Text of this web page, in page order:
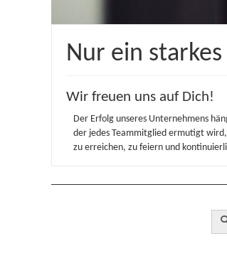
Nur ein
Wir freuen uns auf Dich!
Der Erfolg unseres Unternehmens
der jedes Teammitglied ermutigt
zu erreichen, zu feiern und